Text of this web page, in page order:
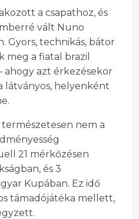
a csapathoz, és
vált Nuno
Gyors, technikás, bátor
a fiatal brazil
ahogy azt érkezésekor
látványos, helyenként
nem a
21 mérkőzésen
és 3
Kupában. Ez idő
támadójátéka mellett,